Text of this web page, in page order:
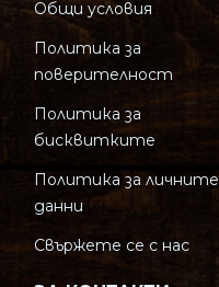
Общи условия
Политика за
поверителност
Политика за
бисквитките
Политика за личните
данни
Свържете се с нас